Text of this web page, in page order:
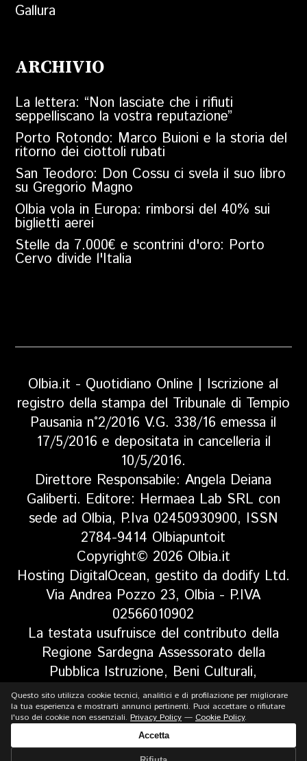
Gallura
ARCHIVIO
La lettera: “Non lasciate che i rifiuti
seppelliscano la vostra reputazione”
Porto Rotondo: Marco Buioni e la storia del
ritorno dei ciottoli rubati
San Teodoro: Don Cossu ci svela il suo libro
su Gregorio Magno
Olbia vola in Europa: rimborsi del 40% sui
biglietti aerei
Stelle da 7.000€ e scontrini d'oro: Porto
Cervo divide l'Italia
Olbia.it - Quotidiano Online | Iscrizione al
registro della stampa del Tribunale di Tempio
Pausania n°2/2016 V.G. 338/16 emessa il
17/5/2016 e depositata in cancelleria il
10/5/2016.
Direttore Responsabile: Angela Deiana
Galiberti. Editore: Hermaea Lab SRL con
sede ad Olbia, P.Iva 02450930900, ISSN
2784-9414 Olbiapuntoit
Copyright© 2026 Olbia.it
Hosting DigitalOcean, gestito da dodify Ltd.
Via Andrea Pozzo 23, Olbia - P.IVA
02566010902
La testata usufruisce del contributo della
Regione Sardegna Assessorato della
Pubblica Istruzione, Beni Culturali,
Informazione, Spettacolo e Sport. Legge
regionale 13 aprile 2017 n. 5, art 8 comma
13
Questo sito utilizza cookie tecnici, analitici e di profilazione per migliorare
la tua esperienza e mostrarti annunci pertinenti. Puoi accettare o rifiutare
l'uso dei cookie non essenziali. Privacy Policy — Cookie Policy.
Accetta